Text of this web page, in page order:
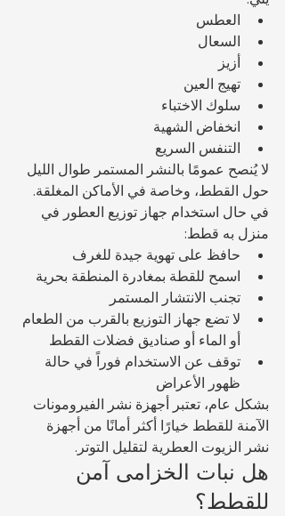
العطس
السعال
أزيز
تهيج العين
سلوك الاختباء
انخفاض الشهية
التنفس السريع
لا يُنصح عمومًا بالنشر المستمر طوال الليل
حول القطط، وخاصة في الأماكن المغلقة.
في حال استخدام جهاز توزيع العطور في
منزل به قطط:
حافظ على تهوية جيدة للغرف
اسمح للقطة بمغادرة المنطقة بحرية
تجنب الانتشار المستمر
لا تضع جهاز التوزيع بالقرب من الطعام
أو الماء أو صناديق فضلات القطط
توقف عن الاستخدام فوراً في حالة
ظهور الأعراض
بشكل عام، تعتبر أجهزة نشر الفيرومونات
الآمنة للقطط خيارًا أكثر أمانًا من أجهزة
نشر الزيوت العطرية لتقليل التوتر.
هل نبات الخزامى آمن
للقطط؟